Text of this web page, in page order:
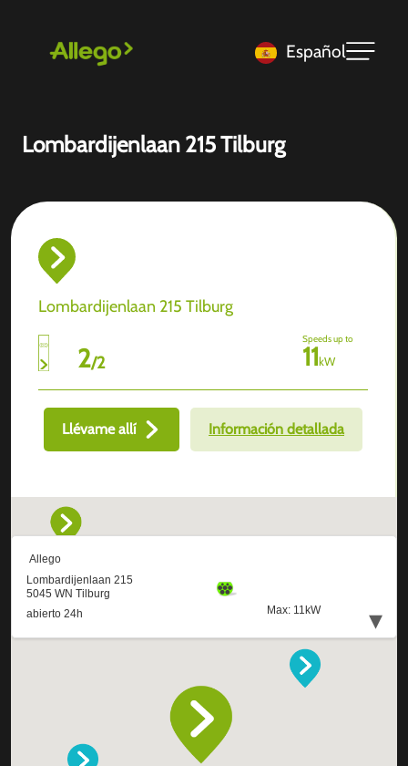
Español
Lombardijenlaan 215 Tilburg
Lombardijenlaan 215 Tilburg
2/2
Speeds up to
11kW
Llévame allí Información detallada